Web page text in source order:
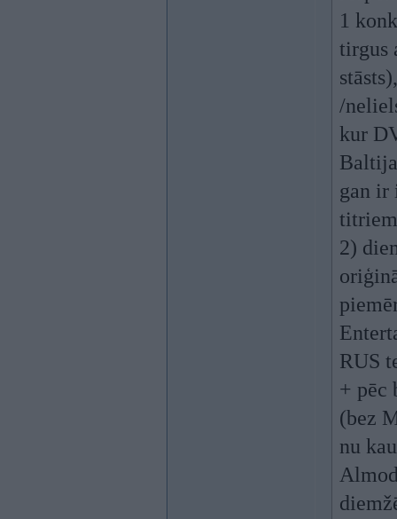
1
tirgus
stāsts),
/
kur
gan ir
2)
RUS
+ pēc
(bez
nu